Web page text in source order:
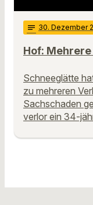
notes 30. Dezember
Hof:
Schneeglätte
zu mehreren
Sachschaden
verlor ein 34-